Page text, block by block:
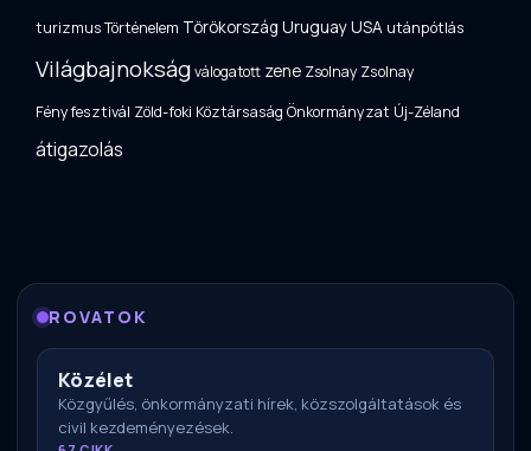
turizmusTörténelem Törökország UruguayUSA utánpótlás
Világbajnokságválogatott zene Zsolnay Zsolnay
Fényfesztivál Zöld-foki Köztársaság Önkormányzat Új-Zéland
átigazolás
ROVATOK
Közélet
Közgyűlés, önkormányzati hírek, közszolgáltatások és
civil kezdeményezések.